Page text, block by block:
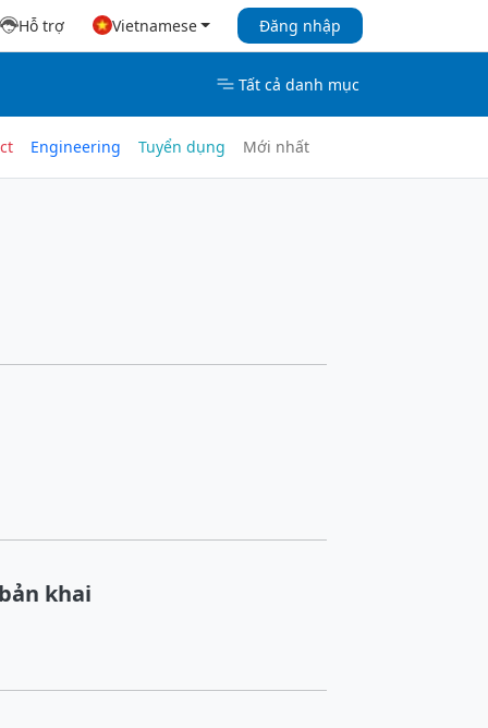
Hỗ trợ Vietnamese Đăng nhập
Tất cả danh mục
Engineering Tuyển dụng Mới nhất
khai